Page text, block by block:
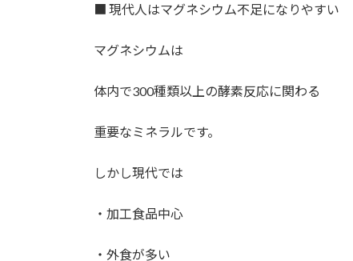
■ 現代人はマグネシウム不足になりやすい
マグネシウムは
体内で300種類以上の酵素反応に関わる
重要なミネラルです。
しかし現代では
・加工食品中心
・外食が多い